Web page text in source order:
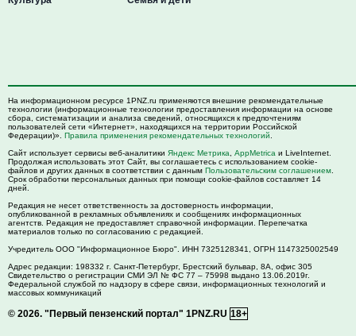
На информационном ресурсе 1PNZ.ru применяются внешние рекомендательные
технологии (информационные технологии предоставления информации на основе
сбора, систематизации и анализа сведений, относящихся к предпочтениям
пользователей сети «Интернет», находящихся на территории Российской
Федерации)». Правила применения рекомендательных технологий
Сайт использует сервисы веб-аналитики Яндекс Метрика AppMetrica и LiveInternet.
Продолжая использовать этот Сайт, вы соглашаетесь с использованием cookie-
файлов и других данных в соответствии с данным Пользовательским соглашением
Срок обработки персональных данных при помощи cookie-файлов составляет 14
дней.
Редакция не несет ответственность за достоверность информации,
опубликованной в рекламных объявлениях и сообщениях информационных
агентств. Редакция не предоставляет справочной информации. Перепечатка
материалов только по согласованию с редакцией.
Учредитель ООО "Информационное Бюро". ИНН 7325128341, ОГРН 1147325002549
Адрес редакции: 198332 г. Санкт-Петербург, Брестский бульвар, 8А, офис 305
Свидетельство о регистрации СМИ ЭЛ № ФС 77 – 75998 выдано 13.06.2019г.
Федеральной службой по надзору в сфере связи, информационных технологий и
массовых коммуникаций
© 2026. "Первый пензенский портал" 1PNZ.RU 18+